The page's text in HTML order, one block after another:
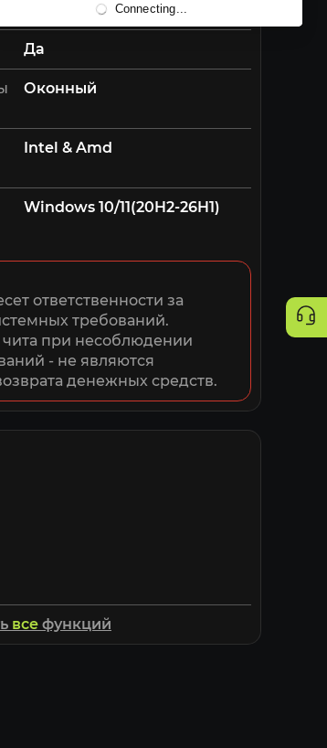
Да
Оконный
Intel & Amd
Windows 10/11(20H2-26H1)
ответственности за
требований.
при несоблюдении
- не являются
денежных средств.
отображения
все функций
Connecting...